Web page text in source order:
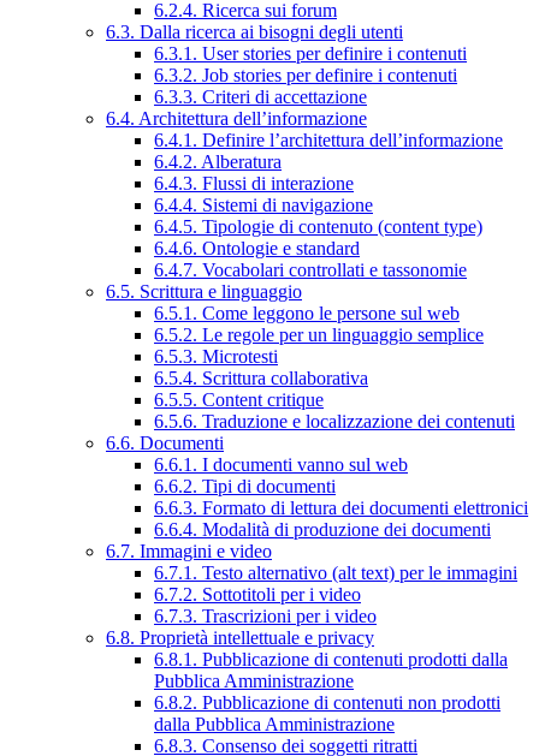
6.2.4. Ricerca sui forum
6.3. Dalla ricerca ai bisogni degli utenti
6.3.1. User stories per definire i contenuti
6.3.2. Job stories per definire i contenuti
6.3.3. Criteri di accettazione
6.4. Architettura dell’informazione
6.4.1. Definire l’architettura dell’informazione
6.4.2. Alberatura
6.4.3. Flussi di interazione
6.4.4. Sistemi di navigazione
6.4.5. Tipologie di contenuto (content type)
6.4.6. Ontologie e standard
6.4.7. Vocabolari controllati e tassonomie
6.5. Scrittura e linguaggio
6.5.1. Come leggono le persone sul web
6.5.2. Le regole per un linguaggio semplice
6.5.3. Microtesti
6.5.4. Scrittura collaborativa
6.5.5. Content critique
6.5.6. Traduzione e localizzazione dei contenuti
6.6. Documenti
6.6.1. I documenti vanno sul web
6.6.2. Tipi di documenti
6.6.3. Formato di lettura dei documenti elettronici
6.6.4. Modalità di produzione dei documenti
6.7. Immagini e video
6.7.1. Testo alternativo (alt text) per le immagini
6.7.2. Sottotitoli per i video
6.7.3. Trascrizioni per i video
6.8. Proprietà intellettuale e privacy
6.8.1. Pubblicazione di contenuti prodotti dalla
Pubblica Amministrazione
6.8.2. Pubblicazione di contenuti non prodotti
dalla Pubblica Amministrazione
6.8.3. Consenso dei soggetti ritratti